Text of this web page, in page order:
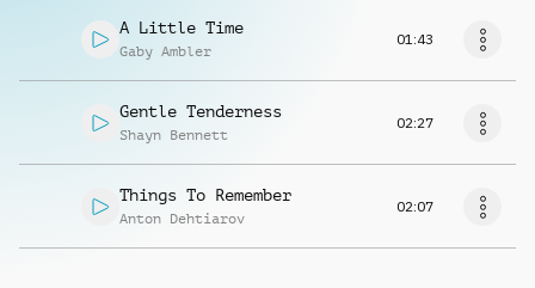
A Little Time
Gaby Ambler
01:43
Gentle Tenderness
Shayn Bennett
02:27
Things To Remember
Anton Dehtiarov
02:07